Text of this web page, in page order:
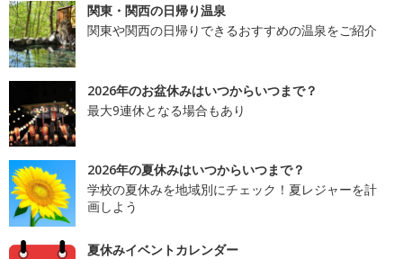
関東・関西の日帰り温泉
関東や関西の日帰りできるおすすめの温泉をご紹介
2026年のお盆休みはいつからいつまで？
最大9連休となる場合もあり
2026年の夏休みはいつからいつまで？
学校の夏休みを地域別にチェック！夏レジャーを計
画しよう
夏休みイベントカレンダー